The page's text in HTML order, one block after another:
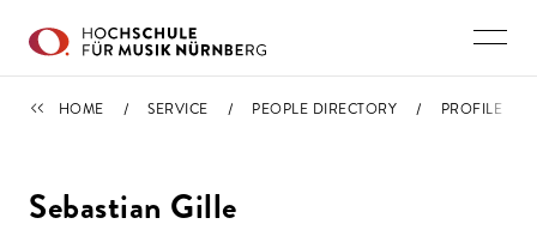
PEOPLE DIRECTORY
HOME SERVICE PEOPLE DIRECTORY PROFILE
Sebastian Gille